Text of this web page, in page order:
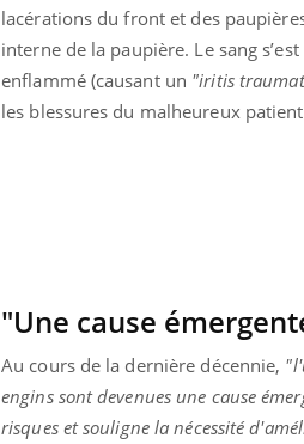
lacérations du front et des
interne de la paupière. Le sang
enflammé (causant un "iritis
les blessures du malheureux
"Une cause
Au cours de la dernière décennie,
engins sont devenues une cause
risques et souligne la nécessité